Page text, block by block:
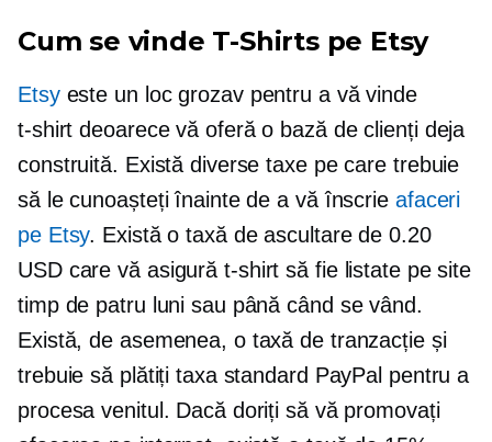
Cum se vinde T-Shirtspe Etsy
Etsyeste un loc grozav pentru a vă vinde
t-shirt deoarece vă oferă o bază de clienți deja
construită. Există diverse taxe pe care trebuie
să le cunoașteți înainte de a vă înscrie afaceri
pe Etsy. Există o taxă de ascultare de 0.20
USD care vă asigură t-shirt să fie listate pe site
timp de patru luni sau până când se vând.
Există, de asemenea, o taxă de tranzacție și
trebuie să plătiți taxa standard PayPal pentru a
procesa venitul. Dacă doriți să vă promovați